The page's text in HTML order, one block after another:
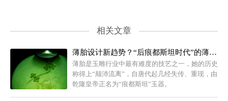
相关文章
薄胎设计新趋势？“后痕都斯坦时代”的薄胎玉器
薄胎是玉雕行业中最有难度的技艺之一，她的历史
称得上“颠沛流离”，自唐代起几经失传、重现，由
乾隆皇帝正名为“痕都斯坦”玉器。